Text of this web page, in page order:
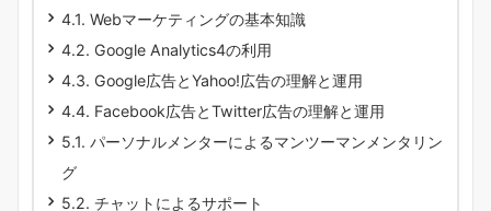
4.1. Webマーケティングの基本知識
4.2. Google Analytics4の利用
4.3. Google広告とYahoo!広告の理解と運用
4.4. Facebook広告とTwitter広告の理解と運用
5.1. パーソナルメンターによるマンツーマンメンタリン
グ
5.2. チャットによるサポート